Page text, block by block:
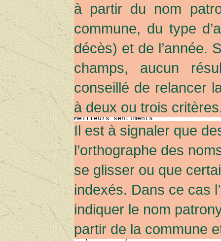
les décès de Josette Téton et de Jeanine
Bonjour Henri,
J’ai la tristesse de vous annoncer le
la constitution du village dès 1876.
Roger, résidant à Marseille.
Meilleurs sentiments
Son fils André Pennec
Micheline ARROUE fille
Bonjour Henri.
Juste pour te dire que mon épouse est
Amitiés
Jean-Alain
(JEAN -ALAIN Parisot est le petit fils du
malade depuis de nb années est décédée le
Nos pensées en ces jours douloureux vont à Jean
à partir du nom
commune, du type
décès) et de l’année.
champs, aucun
conseillé de relancer
à deux ou trois
Il est à signaler que
l’orthographe des
se glisser ou que
indexés. Dans ce cas
indiquer le nom
partir de la commune